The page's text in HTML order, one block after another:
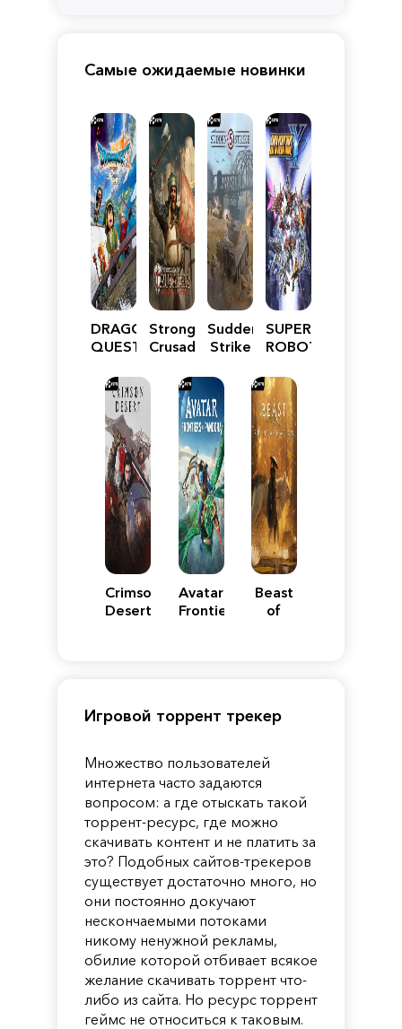
Самые ожидаемые новинки
DRAGON
QUEST
Reimagined
Stronghold
Crusader:
Edition
Sudden
Strike
SUPER
ROBOT
Y
Crimson
Desert
Avatar:
Frontiers
Beast
of
Игровой торрент трекер
Множество пользователей
интернета часто задаются
вопросом: а где отыскать такой
торрент-ресурс, где можно
скачивать контент и не платить за
это? Подобных сайтов-трекеров
существует достаточно много, но
они постоянно докучают
нескончаемыми потоками
никому ненужной рекламы,
обилие которой отбивает всякое
желание скачивать торрент что-
либо из сайта. Но ресурс торрент
геймс не относиться к таковым.